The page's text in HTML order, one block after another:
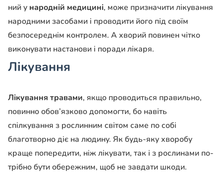
ний у народній медицині, може призначити лікування
народними засобами і про­водити його під своїм
безпо­середнім контролем. А хво­рий повинен чітко
виконува­ти настанови і поради ліка­ря.
Лікування
Лікування травами, якщо проводиться правильно,
по­винно обов’язково допомог­ти, бо навіть
спілкування з рослинним світом саме по собі
благотворно діє на лю­дину. Як будь-яку хворобу
краще попередити, ніж ліку­вати, так і з рослинами по­
трібно бути обережним, щоб не завдати шкоди.